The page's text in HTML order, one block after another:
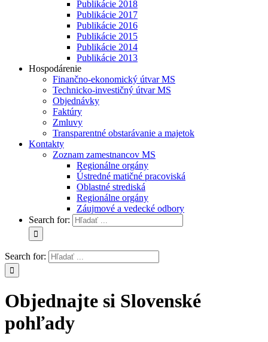
Publikácie 2018
Publikácie 2017
Publikácie 2016
Publikácie 2015
Publikácie 2014
Publikácie 2013
Hospodárenie
Finančno-ekonomický útvar MS
Technicko-investičný útvar MS
Objednávky
Faktúry
Zmluvy
Transparentné obstarávanie a majetok
Kontakty
Zoznam zamestnancov MS
Regionálne orgány
Ústredné matičné pracoviská
Oblastné strediská
Regionálne orgány
Záujmové a vedecké odbory
Search for:
Search for:
Objednajte si Slovenské
pohľady